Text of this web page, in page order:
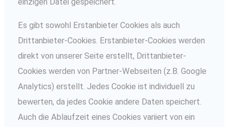
Es gibt sowohl Erstanbieter Cookies als auch
Drittanbieter-Cookies. Erstanbieter-Cookies werden
direkt von unserer Seite erstellt, Drittanbieter-
Cookies werden von Partner-Webseiten (z.B. Google
Analytics) erstellt. Jedes Cookie ist individuell zu
bewerten, da jedes Cookie andere Daten speichert.
Auch die Ablaufzeit eines Cookies variiert von ein